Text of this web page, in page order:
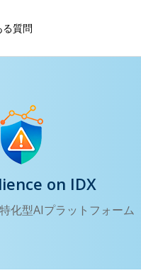
る質問
on IDX
化型AIプラットフォーム